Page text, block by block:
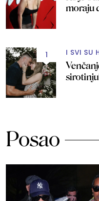
moraju
1 I SVI SU
Posao